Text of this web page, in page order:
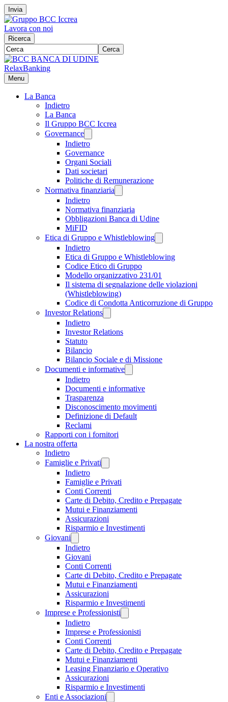
Invia
Lavora con noi
Ricerca
Cerca
RelaxBanking
Menu
La Banca
Indietro
La Banca
Il Gruppo BCC Iccrea
Governance
Indietro
Governance
Organi Sociali
Dati societari
Politiche di Remunerazione
Normativa finanziaria
Indietro
Normativa finanziaria
Obbligazioni Banca di Udine
MiFID
Etica di Gruppo e Whistleblowing
Indietro
Etica di Gruppo e Whistleblowing
Codice Etico di Gruppo
Modello organizzativo 231/01
Il sistema di segnalazione delle violazioni
(Whistleblowing)
Codice di Condotta Anticorruzione di Gruppo
Investor Relations
Indietro
Investor Relations
Statuto
Bilancio
Bilancio Sociale e di Missione
Documenti e informative
Indietro
Documenti e informative
Trasparenza
Disconoscimento movimenti
Definizione di Default
Reclami
Rapporti con i fornitori
La nostra offerta
Indietro
Famiglie e Privati
Indietro
Famiglie e Privati
Conti Correnti
Carte di Debito, Credito e Prepagate
Mutui e Finanziamenti
Assicurazioni
Risparmio e Investimenti
Giovani
Indietro
Giovani
Conti Correnti
Carte di Debito, Credito e Prepagate
Mutui e Finanziamenti
Assicurazioni
Risparmio e Investimenti
Imprese e Professionisti
Indietro
Imprese e Professionisti
Conti Correnti
Carte di Debito, Credito e Prepagate
Mutui e Finanziamenti
Leasing Finanziario e Operativo
Assicurazioni
Risparmio e Investimenti
Enti e Associazioni